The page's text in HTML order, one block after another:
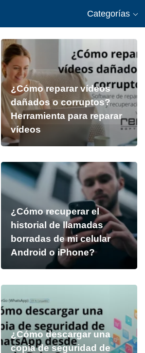
Categorías
¿Cómo reparar vídeos
dañados o corruptos?
Herramienta para reparar
vídeos
¿Cómo recuperar el
historial de llamadas
borradas de mi celular
Android o iPhone?
¿Cómo descargar una
copia de seguridad de